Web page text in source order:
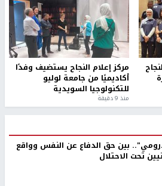
مركز إعلام النجاح يستضيف وفدًا
أكاديميًا من جامعة لوليو
للتكنولوجيا السويدية
منذ 9 دقيقة
بين حق الدفاع عن النفس وواقع
تحت الاحتلال